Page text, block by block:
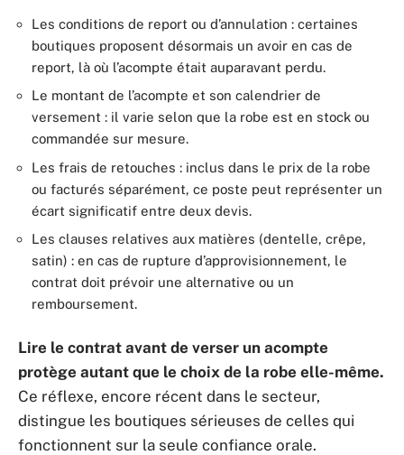
Les conditions de report ou d’annulation : certaines
boutiques proposent désormais un avoir en cas de
report, là où l’acompte était auparavant perdu.
Le montant de l’acompte et son calendrier de
versement : il varie selon que la robe est en stock ou
commandée sur mesure.
Les frais de retouches : inclus dans le prix de la robe
ou facturés séparément, ce poste peut représenter un
écart significatif entre deux devis.
Les clauses relatives aux matières (dentelle, crêpe,
satin) : en cas de rupture d’approvisionnement, le
contrat doit prévoir une alternative ou un
remboursement.
Lire le contrat avant de verser un acompte
protège autant que le choix de la robe elle-même.
Ce réflexe, encore récent dans le secteur,
distingue les boutiques sérieuses de celles qui
fonctionnent sur la seule confiance orale.